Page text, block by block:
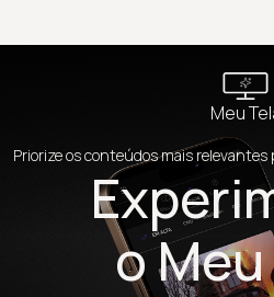
Meu
Priorize os conteúdos mais relevantes
o